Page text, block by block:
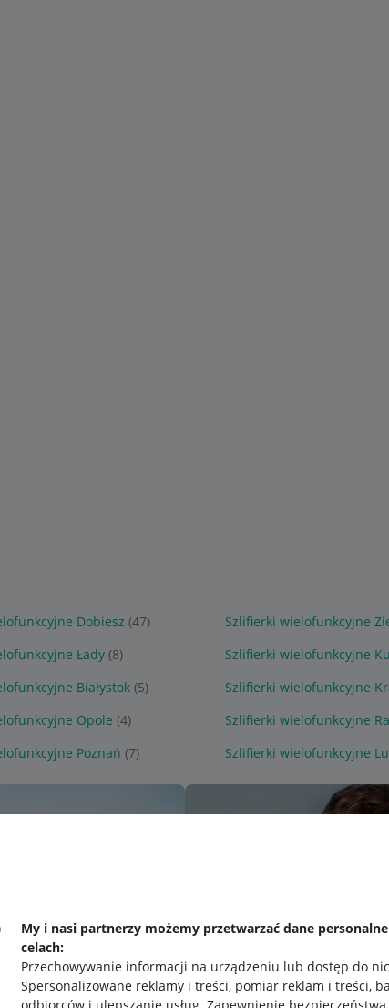
My i nasi partnerzy możemy przetwarzać dane
celach:
Przechowywanie informacji na urządzeniu lub dostęp do
Spersonalizowane reklamy i treści, pomiar reklam i treści,
Dobiesz (47) Szlifierki wielofunkcyjne
Łady (8) Szlifierki wielofunkcyjne
Białystok (5) Szlifierki wielofunkcyjne
Opole (4) Szlifierki wielofunkcyjne
Poznań (7) Szlifierki wielofunkcyjne